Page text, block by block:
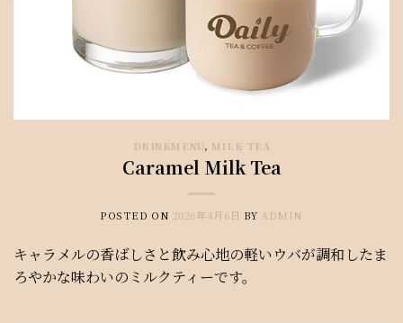
DRINKMENU, MILK TEA
Caramel Milk Tea
POSTED ON 2026年4月6日 BY ADMIN
キャラメルの香ばしさと飲み心地の軽いウバが調和したま
ろやかな味わいのミルクティーです。